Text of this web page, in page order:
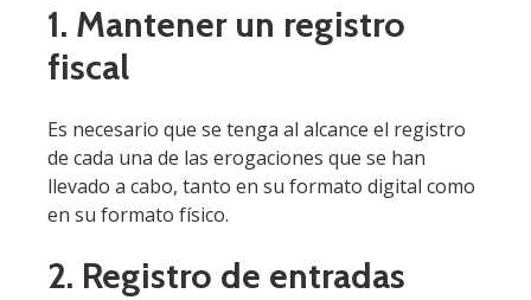
1. Mantener un registro
fiscal
Es necesario que se tenga al alcance el registro
de cada una de las erogaciones que se han
llevado a cabo, tanto en su formato digital como
en su formato físico.
2. Registro de entradas